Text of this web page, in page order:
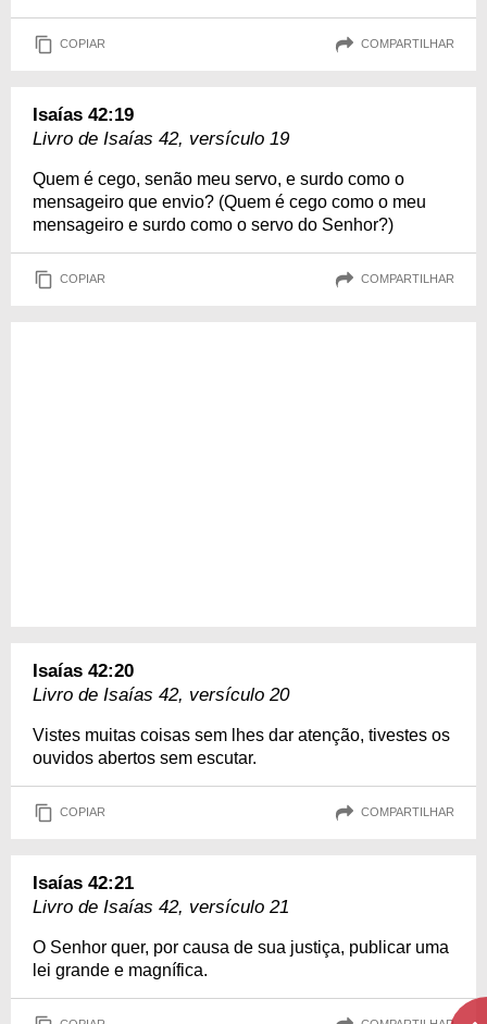
COPIAR COMPARTILHAR
Isaías 42:19
Livro de Isaías 42, versículo 19
Quem é cego, senão meu servo, e surdo como o
mensageiro que envio? (Quem é cego como o meu
mensageiro e surdo como o servo do Senhor?)
COPIAR COMPARTILHAR
Isaías 42:20
Livro de Isaías 42, versículo 20
Vistes muitas coisas sem lhes dar atenção, tivestes os
ouvidos abertos sem escutar.
COPIAR COMPARTILHAR
Isaías 42:21
Livro de Isaías 42, versículo 21
O Senhor quer, por causa de sua justiça, publicar uma
lei grande e magnífica.